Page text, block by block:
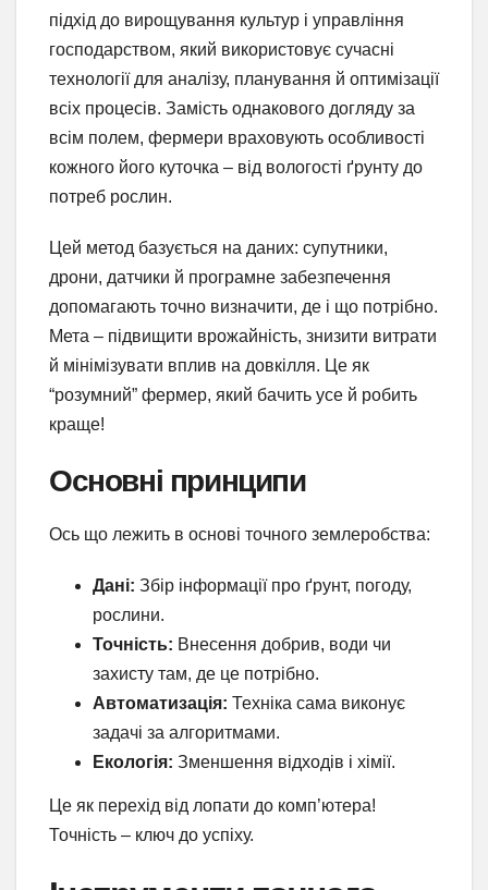
підхід до вирощування культур і управління
господарством, який використовує сучасні
технології для аналізу, планування й оптимізації
всіх процесів. Замість однакового догляду за
всім полем, фермери враховують особливості
кожного його куточка – від вологості ґрунту до
потреб рослин.
Цей метод базується на даних: супутники,
дрони, датчики й програмне забезпечення
допомагають точно визначити, де і що потрібно.
Мета – підвищити врожайність, знизити витрати
й мінімізувати вплив на довкілля. Це як
“розумний” фермер, який бачить усе й робить
краще!
Основні принципи
Ось що лежить в основі точного землеробства:
Дані: Збір інформації про ґрунт, погоду,
рослини.
Точність: Внесення добрив, води чи
захисту там, де це потрібно.
Автоматизація: Техніка сама виконує
задачі за алгоритмами.
Екологія: Зменшення відходів і хімії.
Це як перехід від лопати до комп’ютера!
Точність – ключ до успіху.